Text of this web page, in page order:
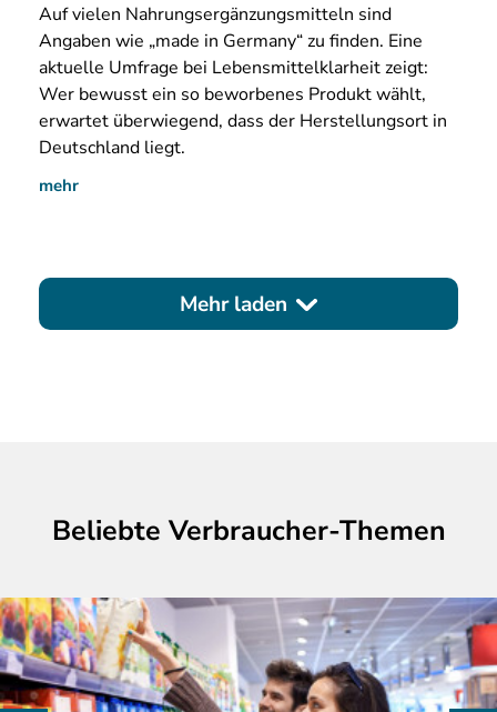
Aufvielen Nahrungsergänzungsmitteln sind
Angaben wie „made in Germany“ zu finden. Eine
aktuelle Umfrage bei Lebensmittelklarheit zeigt:
Wer bewusst ein so beworbenes Produkt wählt,
erwartet überwiegend, dass der Herstellungsort in
Deutschland liegt.
mehr
Mehr laden
Beliebte Verbraucher-Themen